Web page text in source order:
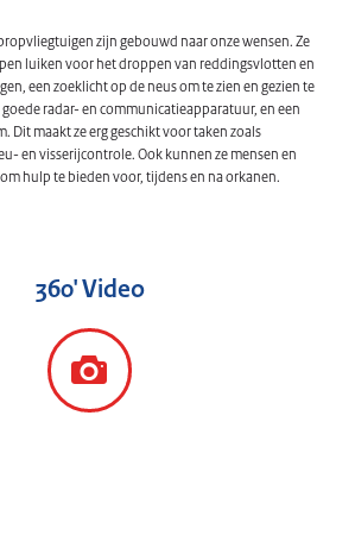
zijn gebouwd naar onze wensen. Ze
luiken voor het droppen van reddingsvlotten en
een zoeklicht op de neus om te zien en gezien te
radar- en communicatieapparatuur, en een
Dit maakt ze erg geschikt voor taken zoals
en visserijcontrole. Ook kunnen ze mensen en
hulp te bieden voor, tijdens en na orkanen.
360' Video